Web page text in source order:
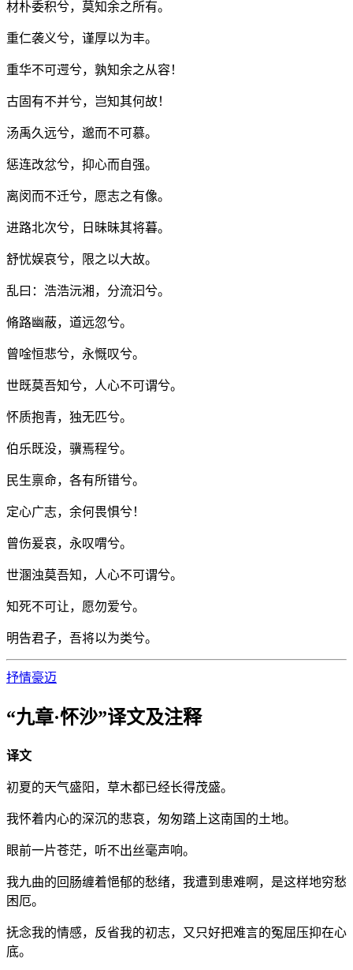
材朴委积兮，莫知余之所有。
重仁袭义兮，谨厚以为丰。
重华不可遌兮，孰知余之从容！
古固有不并兮，岂知其何故！
汤禹久远兮，邈而不可慕。
惩连改忿兮，抑心而自强。
离闵而不迁兮，愿志之有像。
进路北次兮，日昧昧其将暮。
舒忧娱哀兮，限之以大故。
乱曰：浩浩沅湘，分流汩兮。
脩路幽蔽，道远忽兮。
曾唫恒悲兮，永慨叹兮。
世既莫吾知兮，人心不可谓兮。
怀质抱青，独无匹兮。
伯乐既没，骥焉程兮。
民生禀命，各有所错兮。
定心广志，余何畏惧兮！
曾伤爰哀，永叹喟兮。
世溷浊莫吾知，人心不可谓兮。
知死不可让，愿勿爱兮。
明告君子，吾将以为类兮。
抒情豪迈
“九章·怀沙”译文及注释
译文
初夏的天气盛阳，草木都已经长得茂盛。
我怀着内心的深沉的悲哀，匆匆踏上这南国的土地。
眼前一片苍茫，听不出丝毫声响。
我九曲的回肠缠着悒郁的愁绪，我遭到患难啊，是这样地穷愁
困厄。
抚念我的情感，反省我的初志，又只好把难言的冤屈压抑在心
底。